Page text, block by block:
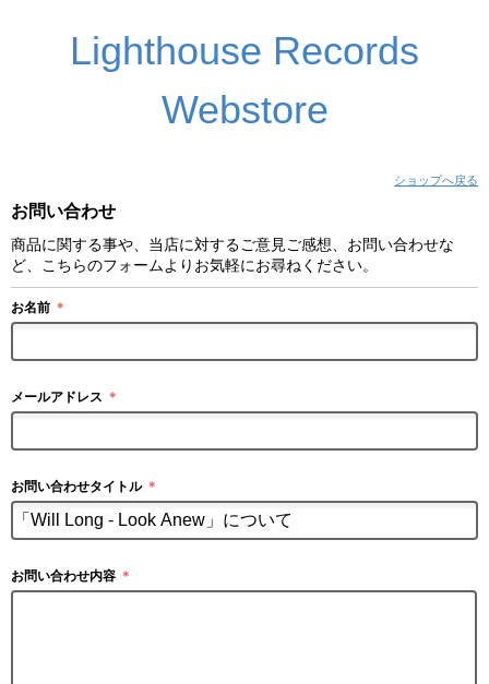
Lighthouse Records
Webstore
ショップへ戻る
お問い合わせ
商品に関する事や、当店に対するご意見ご感想、お問い合わせな
ど、こちらのフォームよりお気軽にお尋ねください。
お名前 ＊
メールアドレス ＊
お問い合わせタイトル ＊
お問い合わせ内容 ＊